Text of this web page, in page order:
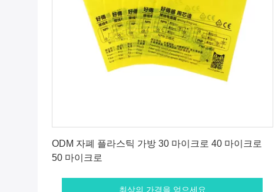
ODM 자폐 플라스틱 가방 30 마이크로 40 마이크로
50 마이크로
최상의 가격을 얻으세요